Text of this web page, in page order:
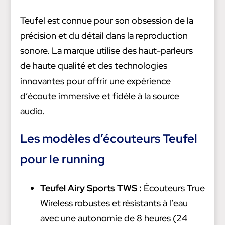
Teufel est connue pour son obsession de la
précision et du détail dans la reproduction
sonore. La marque utilise des haut-parleurs
de haute qualité et des technologies
innovantes pour offrir une expérience
d’écoute immersive et fidèle à la source
audio.
Les modèles d’écouteurs Teufel
pour le running
Teufel Airy Sports TWS : Écouteurs True
Wireless robustes et résistants à l’eau
avec une autonomie de 8 heures (24